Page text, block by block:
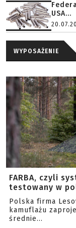
USA...
WYPOSAŻENIE
FARBA, czyli
testowany w
Polska firma
kamuflażu
średnie...